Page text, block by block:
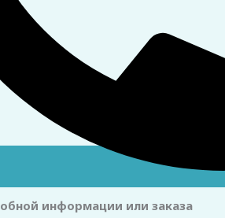
информации или заказа